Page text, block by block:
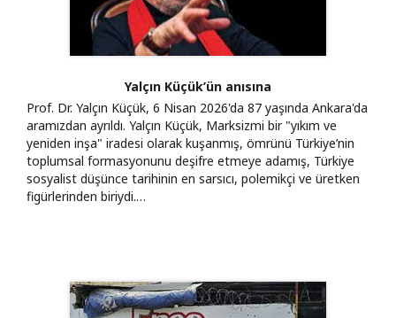
Yalçın Küçük’ün anısına
Prof. Dr. Yalçın Küçük, 6 Nisan 2026'da 87 yaşında Ankara'da
aramızdan ayrıldı. Yalçın Küçük, Marksizmi bir "yıkım ve
yeniden inşa" iradesi olarak kuşanmış, ömrünü Türkiye’nin
toplumsal formasyonunu deşifre etmeye adamış, Türkiye
sosyalist düşünce tarihinin en sarsıcı, polemikçi ve üretken
figürlerinden biriydi.…